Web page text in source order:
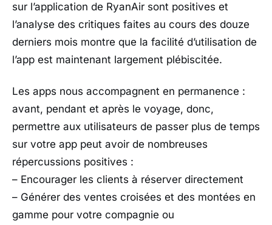
sur l’application de RyanAir sont positives et
l’analyse des critiques faites au cours des douze
derniers mois montre que la facilité d’utilisation de
l’app est maintenant largement plébiscitée.
Les apps nous accompagnent en permanence :
avant, pendant et après le voyage, donc,
permettre aux utilisateurs de passer plus de temps
sur votre app peut avoir de nombreuses
répercussions positives :
– Encourager les clients à réserver directement
– Générer des ventes croisées et des montées en
gamme pour votre compagnie ou